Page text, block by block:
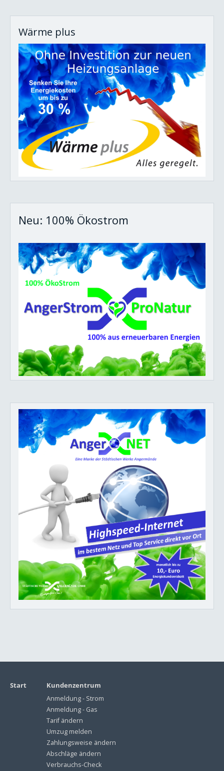
Wärme plus
Neu: 100% Ökostrom
Start
Kundenzentrum
Anmeldung - Strom
Anmeldung - Gas
Tarif ändern
Umzug melden
Zahlungsweise ändern
Abschläge ändern
Verbrauchs-Check